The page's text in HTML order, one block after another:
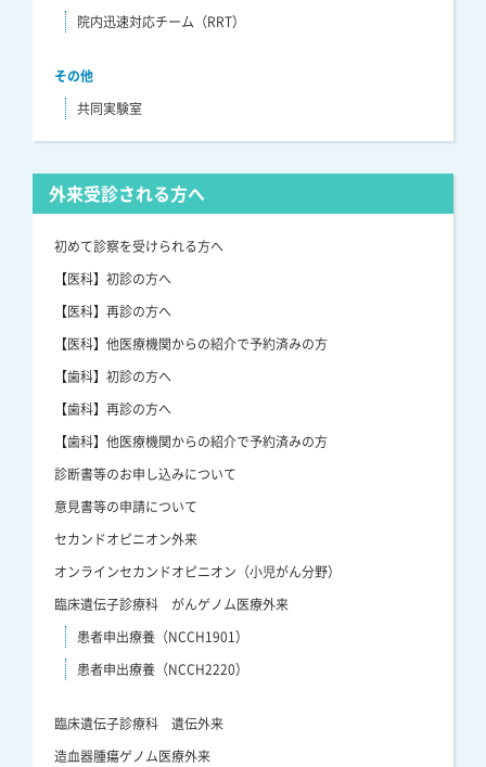
院内迅速対応チーム（RRT）
その他
共同実験室
外来受診される方へ
初めて診察を受けられる方へ
【医科】初診の方へ
【医科】再診の方へ
【医科】他医療機関からの紹介で予約済みの方
【歯科】初診の方へ
【歯科】再診の方へ
【歯科】他医療機関からの紹介で予約済みの方
診断書等のお申し込みについて
意見書等の申請について
セカンドオピニオン外来
オンラインセカンドオピニオン（小児がん分野）
臨床遺伝子診療科 がんゲノム医療外来
患者申出療養（NCCH1901）
患者申出療養（NCCH2220）
臨床遺伝子診療科 遺伝外来
造血器腫瘍ゲノム医療外来